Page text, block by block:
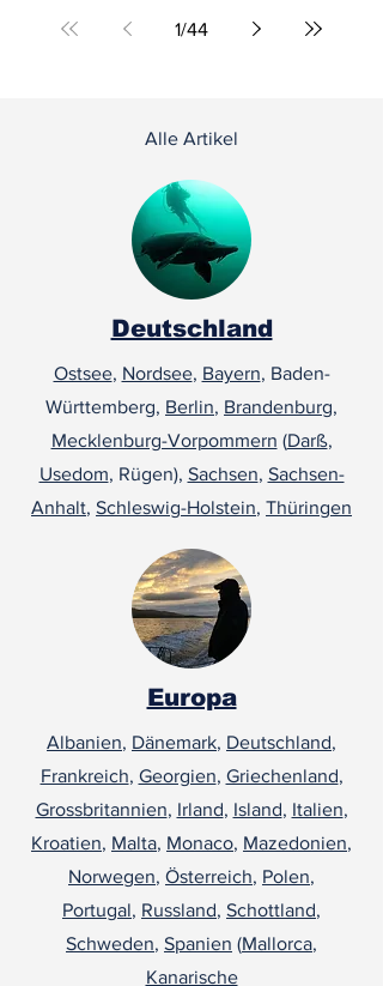
1/44
Alle Artikel
Deutschland
Ostsee, Nordsee, Bayern, Baden-
Württemberg, Berlin, Brandenburg,
Mecklenburg-Vorpommern (Darß,
Usedom, Rügen), Sachsen, Sachsen-
Anhalt, Schleswig-Holstein, Thüringen
Europa
Albanien, Dänemark, Deutschland,
Frankreich, Georgien, Griechenland,
Grossbritannien, Irland, Island, Italien,
Kroatien, Malta, Monaco, Mazedonien,
Norwegen, Österreich, Polen,
Portugal, Russland, Schottland,
Schweden, Spanien (Mallorca,
Kanarische